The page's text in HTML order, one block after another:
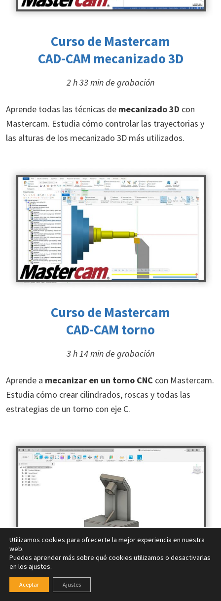
Curso de Mastercam
CAD-CAM mecanizado 3D
2 h 33 min de grabación
Aprende todas las técnicas de mecanizado 3D con
Mastercam. Estudia cómo controlar las trayectorias y
las alturas de los mecanizado 3D más utilizados.
Curso de Mastercam
CAD-CAM torno
3 h 14 min de grabación
Aprende a mecanizar en un torno CNC con Mastercam.
Estudia cómo crear cilindrados, roscas y todas las
estrategias de un torno con eje C.
Curso de Fusion 360
Utilizamos cookies para ofrecerte la mejor experiencia en nuestra
web.
Puedes aprender más sobre qué cookies utilizamos o desactivarlas
en los ajustes.
Aceptar Ajustes